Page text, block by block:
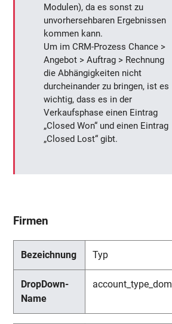
Modulen), da es sonst zu
unvorhersehbaren Ergebnissen
kommen kann.
Um im CRM-Prozess Chance >
Angebot > Auftrag > Rechnung
die Abhängigkeiten nicht
durcheinander zu bringen, ist es
wichtig, dass es in der
Verkaufsphase einen Eintrag
„Closed Won“ und einen Eintrag
„Closed Lost“ gibt.
Firmen
Typ
account_type_dom